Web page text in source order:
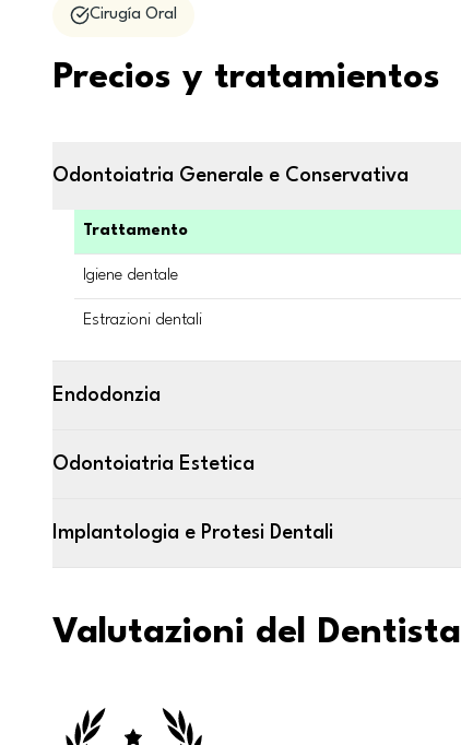
Cirugía Oral
Precios y tratamientos
Odontoiatria Generale e Conservativa
Trattamento
Igiene dentale
Estrazioni dentali
Endodonzia
Odontoiatria Estetica
Implantologia e Protesi Dentali
Valutazioni del Dentista